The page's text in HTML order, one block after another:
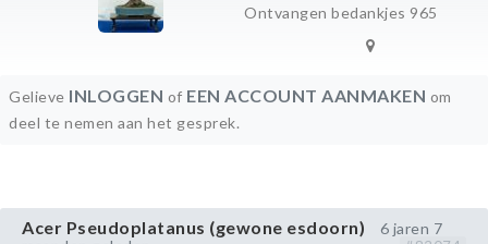
Ontvangen bedankjes 965
Gelieve INLOGGEN of EEN ACCOUNT AANMAKEN om
deel te nemen aan het gesprek.
Acer Pseudoplatanus (gewone esdoorn)
6 jaren 7